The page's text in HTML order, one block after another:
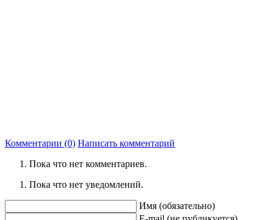
Комментарии (0) Написать комментарий
Пока что нет комментариев.
Пока что нет уведомлений.
Имя (обязательно)